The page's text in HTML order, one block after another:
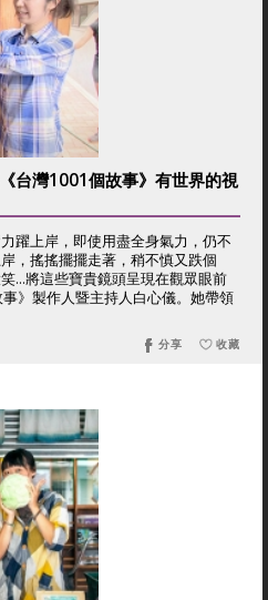
台灣1001個故事》有世界的視
躍上岸，即使用盡全身氣力，仍不
，搖搖擺擺走著，稍不慎又跌個
…將這些寶貴鏡頭呈現在觀眾眼前
》製作人暨主持人白心儀。她帶領
收藏
分享